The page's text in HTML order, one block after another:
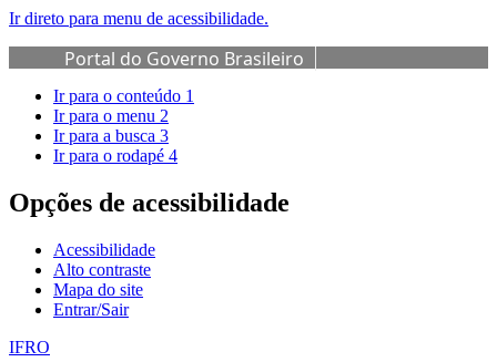
Ir direto para menu de acessibilidade.
Portal do Governo Brasileiro
Ir para o conteúdo 1
Ir para o menu 2
Ir para a busca 3
Ir para o rodapé 4
Opções de acessibilidade
Acessibilidade
Alto contraste
Mapa do site
Entrar/Sair
IFRO